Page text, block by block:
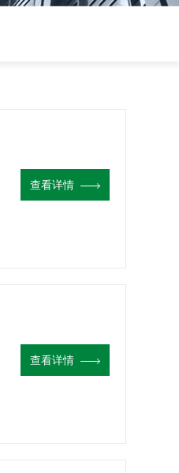
查看详情
查看详情